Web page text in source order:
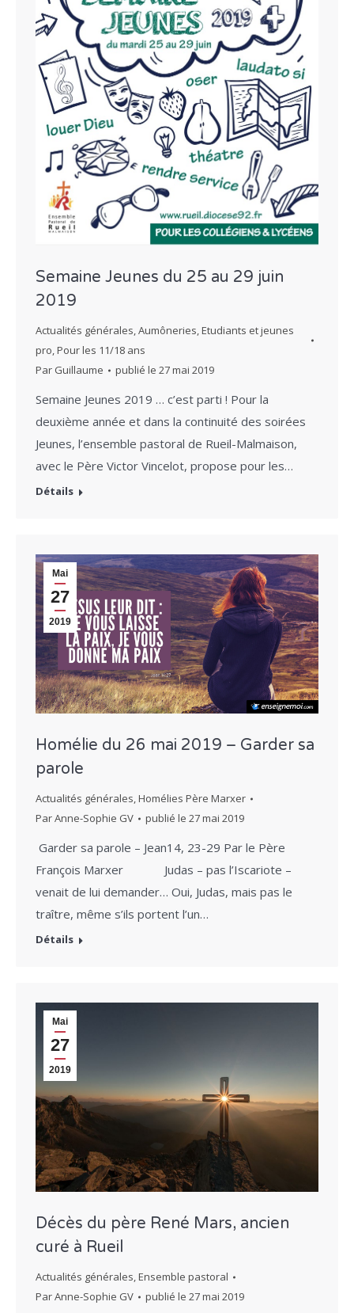
Semaine Jeunes du 25 au 29 juin
2019
Actualités générales,Aumôneries,Etudiants et jeunes
pro,Pour les 11/18 ans
Par Guillaume publié le 27 mai 2019
Semaine Jeunes 2019 … c’est parti ! Pour la
deuxième année et dans la continuité des soirées
Jeunes, l’ensemble pastoral de Rueil-Malmaison,
avec le Père Victor Vincelot, propose pour les…
Détails
Mai
27
2019
Homélie du 26 mai 2019 – Garder sa
parole
Actualités générales,Homélies Père Marxer
ParAnne-Sophie GV publié le 27 mai 2019
Garder sa parole – Jean14, 23-29 Par le Père
François Marxer Judas – pas l’Iscariote –
venait de lui demander… Oui, Judas, mais pas le
traître, même s’ils portent l’un…
Détails
Mai
27
2019
Décès du père René Mars, ancien
curé à Rueil
Actualités générales,Ensemble pastoral
ParAnne-Sophie GV publié le 27 mai 2019